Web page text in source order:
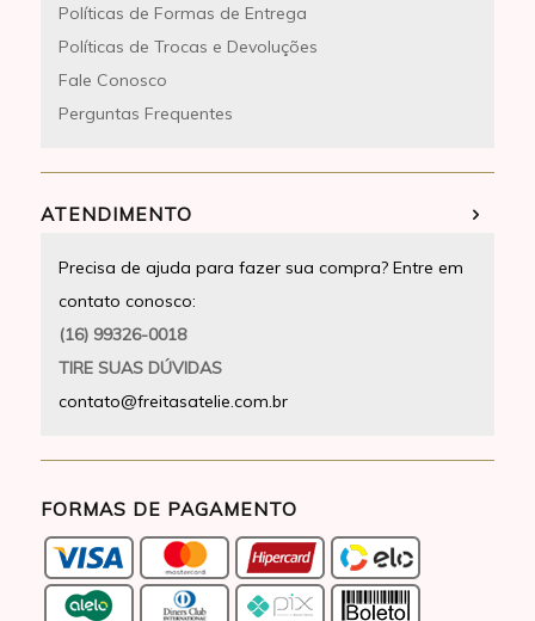
Políticas de Formas de Entrega
Políticas de Trocas e Devoluções
Fale Conosco
Perguntas Frequentes
ATENDIMENTO
Precisa de ajuda para fazer sua compra? Entre em
contato conosco:
(16) 99326-0018
TIRE SUAS DÚVIDAS
contato@freitasatelie.com.br
FORMAS DE PAGAMENTO